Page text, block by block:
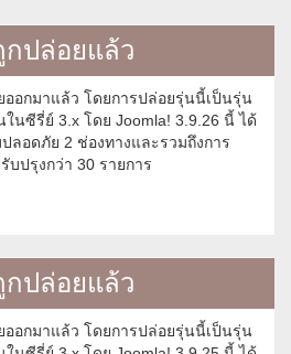
กปล่อยแล้ว
ออกมาแล้ว โดยการปล่อยรุ่นนี้เป็นรุ่น
นซีรี่ย์ 3.x โดย Joomla! 3.9.26 นี้ ได้
ลอดภัย 2 ช่องทางและรวมถึงการ
บปรุงกว่า 30 รายการ
กปล่อยแล้ว
ออกมาแล้ว โดยการปล่อยรุ่นนี้เป็นรุ่น